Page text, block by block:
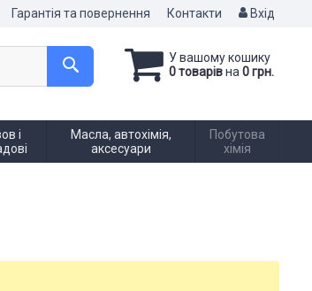
Гарантія та повернення Контакти Вхід
У вашому кошику
0 товарівна 0 грн.
і
Масла, автохімія,
аксесуари
Побутова
хімія